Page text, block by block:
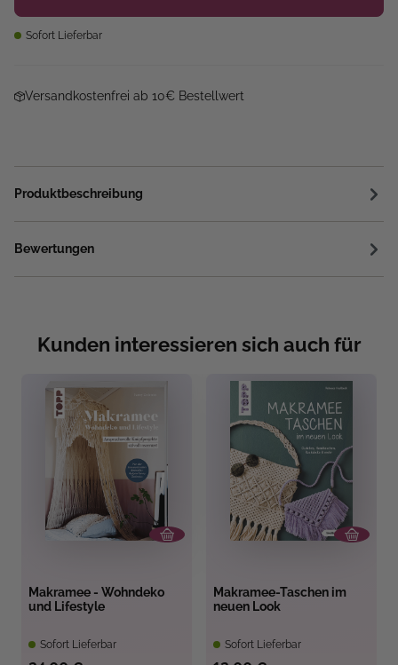
Sofort Lieferbar
Versandkostenfrei ab 10€ Bestellwert
Produktbeschreibung
Bewertungen
Kunden interessieren sich auch für
Makramee - Wohndeko
und Lifestyle
Sofort Lieferbar
Makramee-Taschen im
neuen Look
Sofort Lieferbar